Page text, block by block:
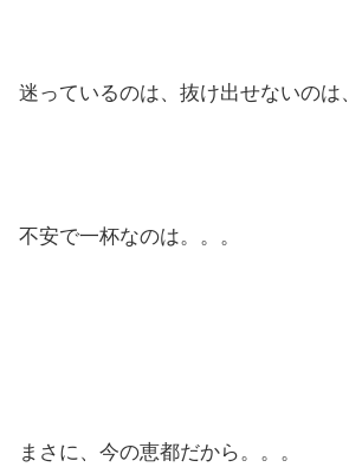
迷っているのは、抜け出せないのは、
不安で一杯なのは。。。
まさに、今の恵都だから。。。